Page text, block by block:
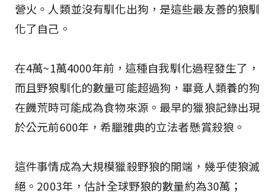
營火。人類並沒有馴化出狗，是這些最友善的狼馴
化了自己。
在4萬~1萬4000年前，這種自我馴化過程發生了，
而且野狼馴化的數量可能超過狗，畢竟人類養的狗
在饑荒時可能成為食物來源。最早的獵狼記錄出現
於公元前600年，希臘雅典的立法者懸賞殺狼。
這件事情成為大規模獵殺野狼的開端，幾乎使狼滅
絕。2003年，估計全球野狼的數量約為30萬；